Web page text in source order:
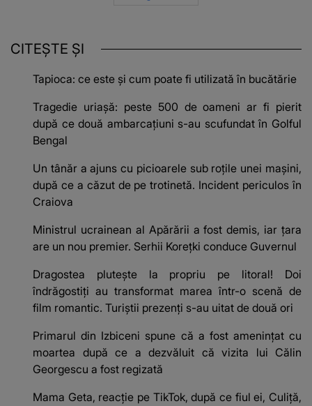
CITEȘTE ȘI
Tapioca: ce este și cum poate fi utilizată în bucătărie
Tragedie uriașă: peste 500 de oameni ar fi pierit
după ce două ambarcațiuni s-au scufundat în Golful
Bengal
Un tânăr a ajuns cu picioarele sub roțile unei mașini,
după ce a căzut de pe trotinetă. Incident periculos în
Craiova
Ministrul ucrainean al Apărării a fost demis, iar țara
are un nou premier. Serhii Korețki conduce Guvernul
Dragostea plutește la propriu pe litoral! Doi
îndrăgostiți au transformat marea într-o scenă de
film romantic. Turiștii prezenți s-au uitat de două ori
Primarul din Izbiceni spune că a fost amenințat cu
moartea după ce a dezvăluit că vizita lui Călin
Georgescu a fost regizată
Mama Geta, reacție pe TikTok, după ce fiul ei, Culiță,